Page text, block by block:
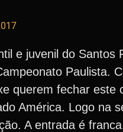
e juvenil do
Paulista.
querem fechar
América. Logo na
A entrada é